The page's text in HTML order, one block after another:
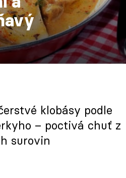
klobásy podle
– poctivá chuť z
surovin